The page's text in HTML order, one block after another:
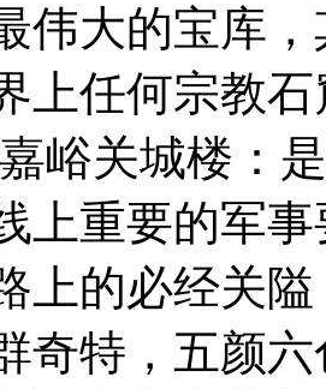
伟大的宝库
上任何宗教
峪关城楼：
上重要的军
上的必经关
奇特，五颜